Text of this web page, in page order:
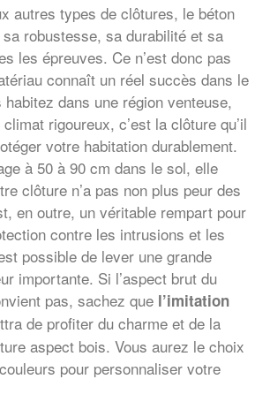
autres types de clôtures, le béton
robustesse, sa durabilité et sa
les épreuves. Ce n’est donc pas
connaît un réel succès dans le
dans une région venteuse,
rigoureux, c’est la clôture qu’il
votre habitation durablement.
à 50 à 90 cm dans le sol, elle
clôture n’a pas non plus peur des
en outre, un véritable rempart pour
contre les intrusions et les
possible de lever une grande
importante. Si l’aspect brut du
pas, sachez que l’imitation
de profiter du charme et de la
aspect bois. Vous aurez le choix
pour personnaliser votre